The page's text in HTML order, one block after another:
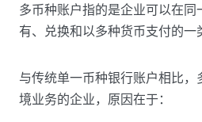
多币种账户指的是企业可以在
有、兑换和以多种货币支付的一
与传统单一币种银行账户相比
境业务的企业，原因在于：